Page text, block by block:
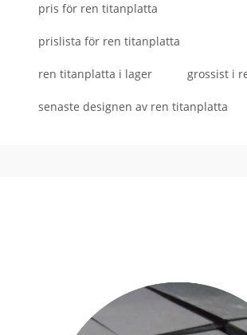
pris för ren titanplatta
prislista för ren titanplatta
ren titanplatta i lager grossist i
senaste designen av ren titanplatta